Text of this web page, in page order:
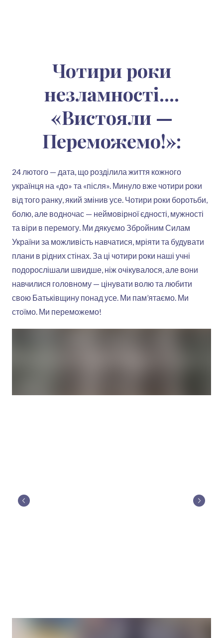
Чотири роки
незламності....
«Вистояли —
Переможемо!»:
24 лютого — дата, що розділила життя кожного
українця на «до» та «після». Минуло вже чотири роки
від того ранку, який змінив усе. Чотири роки боротьби,
болю, але водночас — неймовірної єдності, мужності
та віри в перемогу. Ми дякуємо Збройним Силам
України за можливість навчатися, мріяти та будувати
плани в рідних стінах. За ці чотири роки наші учні
подорослішали швидше, ніж очікувалося, але вони
навчилися головному — цінувати волю та любити
свою Батьківщину понад усе. Ми пам’ятаємо. Ми
стоїмо. Ми переможемо!